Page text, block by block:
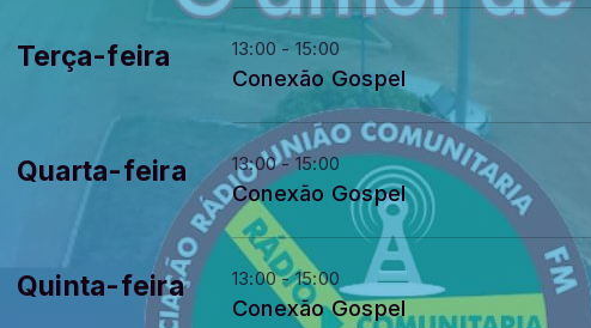
Terça-feira 13:00 - 15:00
Conexão Gospel
Quarta-feira 13:00 - 15:00
Conexão Gospel
Quinta-feira 13:00 - 15:00
Conexão Gospel